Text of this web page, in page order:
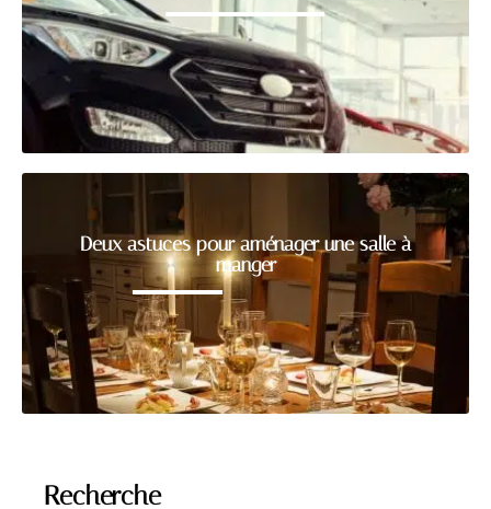
Deux astuces pour aménager une salle à
manger
Recherche